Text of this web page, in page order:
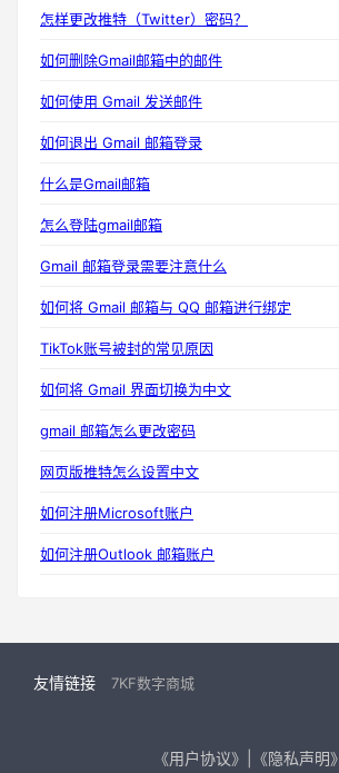
怎样更改推特（Twitter）密码？
如何删除Gmail邮箱中的邮件
如何使用 Gmail 发送邮件
如何退出 Gmail 邮箱登录
什么是Gmail邮箱
怎么登陆gmail邮箱
Gmail 邮箱登录需要注意什么
如何将 Gmail 邮箱与 QQ 邮箱进行绑定
TikTok账号被封的常见原因
如何将 Gmail 界面切换为中文
gmail 邮箱怎么更改密码
网页版推特怎么设置中文
如何注册Microsoft账户
如何注册Outlook 邮箱账户
友情链接 7KF数字商城
《用户协议》|《隐私声明》